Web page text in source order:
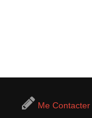
Me Contacter